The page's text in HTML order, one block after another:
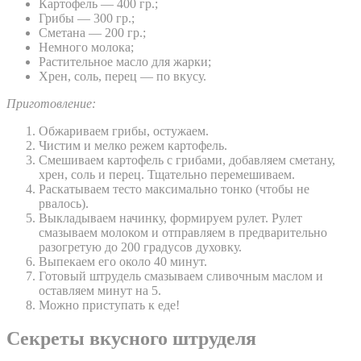
Картофель — 400 гр.;
Грибы — 300 гр.;
Сметана — 200 гр.;
Немного молока;
Растительное масло для жарки;
Хрен, соль, перец — по вкусу.
Приготовление:
Обжариваем грибы, остужаем.
Чистим и мелко режем картофель.
Смешиваем картофель с грибами, добавляем сметану,
хрен, соль и перец. Тщательно перемешиваем.
Раскатываем тесто максимально тонко (чтобы не
рвалось).
Выкладываем начинку, формируем рулет. Рулет
смазываем молоком и отправляем в предварительно
разогретую до 200 градусов духовку.
Выпекаем его около 40 минут.
Готовый штрудель смазываем сливочным маслом и
оставляем минут на 5.
Можно приступать к еде!
Секреты вкусного штруделя